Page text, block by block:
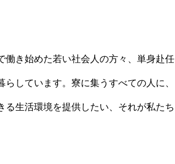
働き始めた若い社会人の方々、単身赴任
しています。寮に集うすべての人に、
る生活環境を提供したい、それが私たち